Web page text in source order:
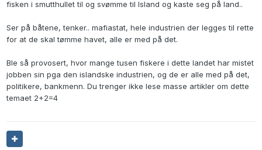
fisken i smutthullet til og svømme til Island og kaste seg på land..
Ser på båtene, tenker.. mafiastat, hele industrien der legges til rette
for at de skal tømme havet, alle er med på det.
Ble så provosert, hvor mange tusen fiskere i dette landet har mistet
jobben sin pga den islandske industrien, og de er alle med på det,
politikere, bankmenn. Du trenger ikke lese masse artikler om dette
temaet 2+2=4